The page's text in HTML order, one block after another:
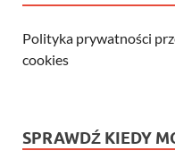
Polityka prywatności
cookies
SPRAWDŹ KIEDY